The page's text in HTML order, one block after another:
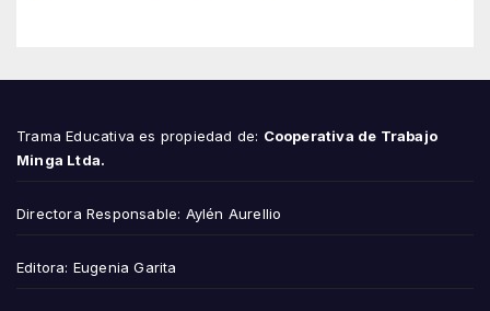
Trama Educativa es propiedad de: Cooperativa de Trabajo
Minga Ltda.
Directora Responsable: Aylén Aurellio
Editora: Eugenia Garita